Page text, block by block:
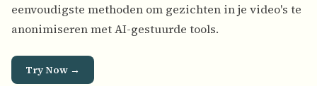
eenvoudigste methoden om gezichten in je video's te
anonimiseren met AI-gestuurde tools.
Try Now →